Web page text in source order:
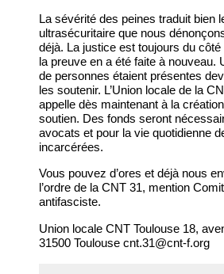
La sévérité des peines traduit bien
ultrasécuritaire que nous
déjà. La justice est toujours du
la preuve en a été faite à nouveau.
de personnes étaient présentes
les soutenir. L’Union locale de la
appelle dès maintenant à la
soutien. Des fonds seront
avocats et pour la vie quotidienne
incarcérées.
Vous pouvez d’ores et déjà nous
l’ordre de la CNT 31, mention
antifasciste.
Union locale CNT Toulouse 18,
31500 Toulouse cnt.31@cnt-f.org